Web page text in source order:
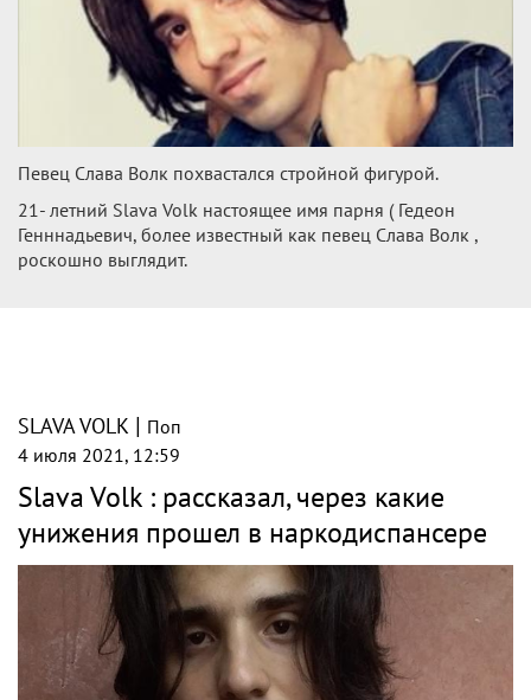
Певец Слава Волк похвастался стройной фигурой.
21- летний Slava Volk настоящее имя парня ( Гедеон
Генннадьевич, более известный как певец Слава Волк ,
роскошно выглядит.
SLAVA VOLK | Поп
4 июля 2021, 12:59
Slava Volk : рассказал, через какие
унижения прошел в наркодиспансере